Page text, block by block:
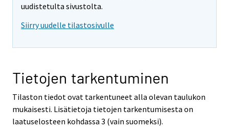
uudistetulta sivustolta.
Siirry uudelle tilastosivulle
Tietojen tarkentuminen
Tilaston tiedot ovat tarkentuneet alla olevan taulukon
mukaisesti. Lisätietoja tietojen tarkentumisesta on
laatuselosteen kohdassa 3 (vain suomeksi).